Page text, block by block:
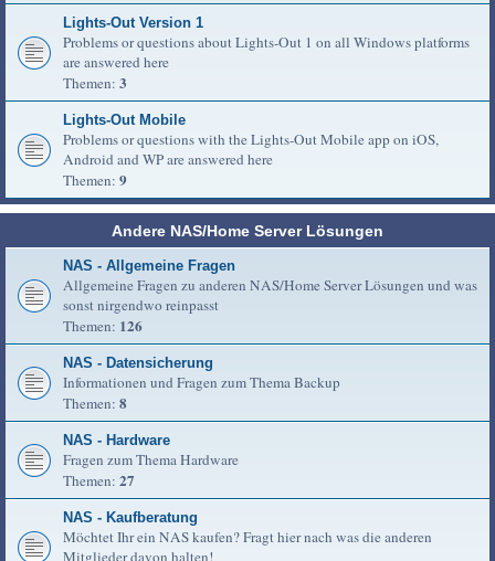
Lights-Out Version 1
Problems or questions about Lights-Out 1 on all Windows platforms
are answered here
Themen: 3
Lights-Out Mobile
Problems or questions with the Lights-Out Mobile app on iOS,
Android and WP are answered here
Themen: 9
Andere NAS/Home Server Lösungen
NAS - Allgemeine Fragen
Allgemeine Fragen zu anderen NAS/Home Server Lösungen und was
sonst nirgendwo reinpasst
Themen: 126
NAS - Datensicherung
Informationen und Fragen zum Thema Backup
Themen: 8
NAS - Hardware
Fragen zum Thema Hardware
Themen: 27
NAS - Kaufberatung
Möchtet Ihr ein NAS kaufen? Fragt hier nach was die anderen
Mitglieder davon halten!